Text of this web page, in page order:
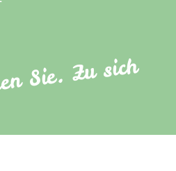
Sie. Zu sich